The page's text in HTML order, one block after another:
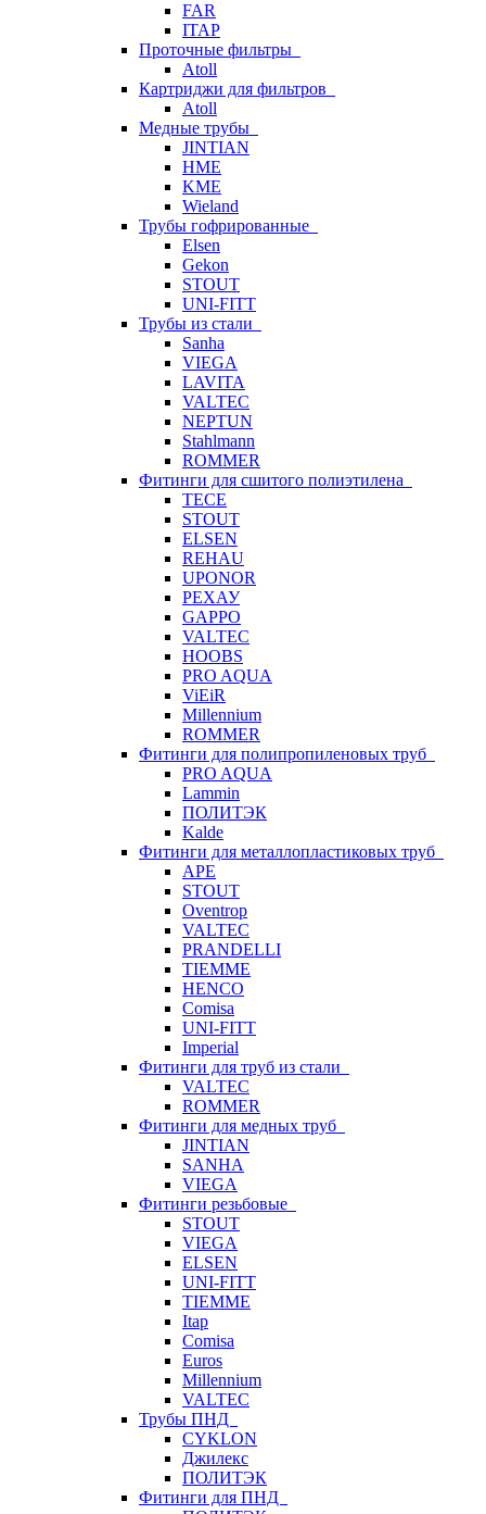
FAR
ITAP
Проточные фильтры
Atoll
Картриджи для фильтров
Atoll
Медные трубы
JINTIAN
HME
KME
Wieland
Трубы гофрированные
Elsen
Gekon
STOUT
UNI-FITT
Трубы из стали
Sanha
VIEGA
LAVITA
VALTEC
NEPTUN
Stahlmann
ROMMER
Фитинги для сшитого полиэтилена
TECE
STOUT
ELSEN
REHAU
UPONOR
РЕХАУ
GAPPO
VALTEC
HOOBS
PRO AQUA
ViEiR
Millennium
ROMMER
Фитинги для полипропиленовых труб
PRO AQUA
Lammin
ПОЛИТЭК
Kalde
Фитинги для металлопластиковых труб
APE
STOUT
Oventrop
VALTEC
PRANDELLI
TIEMME
HENCO
Comisa
UNI-FITT
Imperial
Фитинги для труб из стали
VALTEC
ROMMER
Фитинги для медных труб
JINTIAN
SANHA
VIEGA
Фитинги резьбовые
STOUT
VIEGA
ELSEN
UNI-FITT
TIEMME
Itap
Comisa
Euros
Millennium
VALTEC
Трубы ПНД
CYKLON
Джилекс
ПОЛИТЭК
Фитинги для ПНД